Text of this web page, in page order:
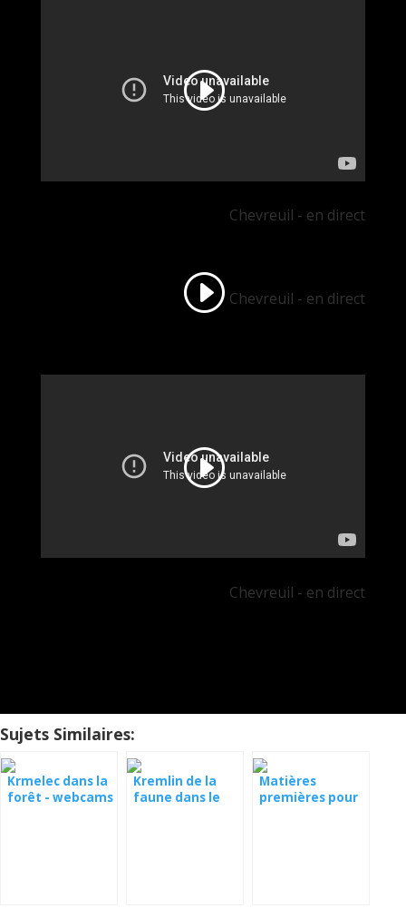
Chevreuil - en direct
Chevreuil - en direct
Chevreuil - en direct
Sujets Similaires:
Krmelec dans la
forêt - webcams
Kremlin de la
faune dans le
Matières
premières pour